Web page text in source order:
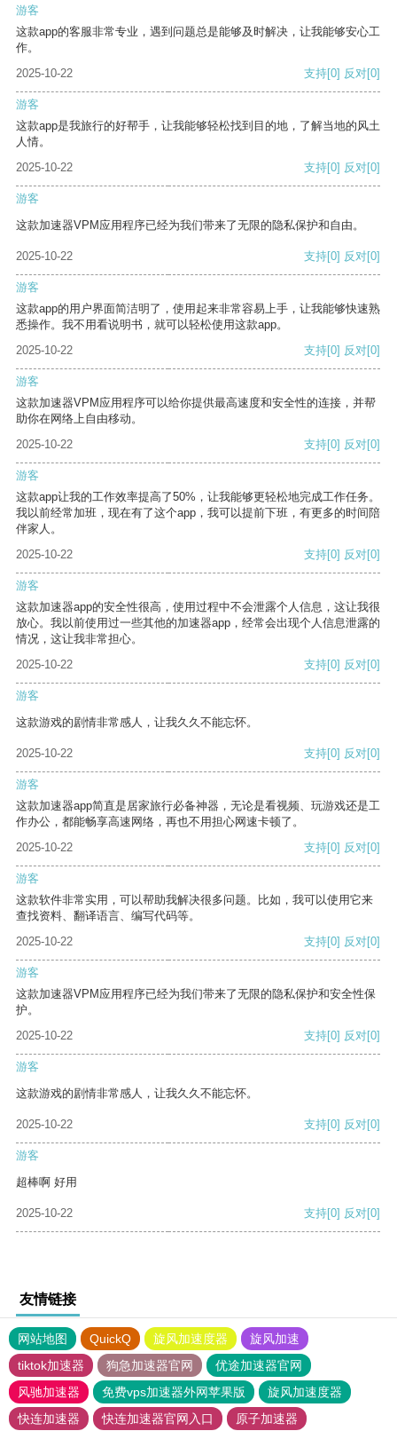
游客
这款app的客服非常专业，遇到问题总是能够及时解决，让我能够安心工
作。
2025-10-22
支持[0] 反对[0]
游客
这款app是我旅行的好帮手，让我能够轻松找到目的地，了解当地的风土
人情。
2025-10-22
支持[0] 反对[0]
游客
这款加速器VPM应用程序已经为我们带来了无限的隐私保护和自由。
2025-10-22 支持[0] 反对[0]
游客
这款app的用户界面简洁明了，使用起来非常容易上手，让我能够快速熟
悉操作。我不用看说明书，就可以轻松使用这款app。
2025-10-22
支持[0] 反对[0]
游客
这款加速器VPM应用程序可以给你提供最高速度和安全性的连接，并帮
助你在网络上自由移动。
2025-10-22
支持[0] 反对[0]
游客
这款app让我的工作效率提高了50%，让我能够更轻松地完成工作任务。
我以前经常加班，现在有了这个app，我可以提前下班，有更多的时间陪
伴家人。
2025-10-22
支持[0] 反对[0]
游客
这款加速器app的安全性很高，使用过程中不会泄露个人信息，这让我很
放心。我以前使用过一些其他的加速器app，经常会出现个人信息泄露的
情况，这让我非常担心。
2025-10-22
支持[0] 反对[0]
游客
这款游戏的剧情非常感人，让我久久不能忘怀。
2025-10-22 支持[0] 反对[0]
游客
这款加速器app简直是居家旅行必备神器，无论是看视频、玩游戏还是工
作办公，都能畅享高速网络，再也不用担心网速卡顿了。
2025-10-22
支持[0] 反对[0]
游客
这款软件非常实用，可以帮助我解决很多问题。比如，我可以使用它来
查找资料、翻译语言、编写代码等。
2025-10-22
支持[0] 反对[0]
游客
这款加速器VPM应用程序已经为我们带来了无限的隐私保护和安全性保
护。
2025-10-22
支持[0] 反对[0]
游客
这款游戏的剧情非常感人，让我久久不能忘怀。
2025-10-22 支持[0] 反对[0]
游客
超棒啊 好用
2025-10-22 支持[0] 反对[0]
友情链接
网站地图 QuickQ 旋风加速度器
旋风加速
tiktok加速器
狗急加速器官网
优途加速器官网
风驰加速器
免费vps加速器外网苹果版
旋风加速度器
快连加速器
快连加速器官网入口 原子加速器